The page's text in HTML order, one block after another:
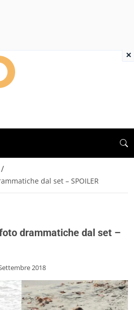
/
dal set – SPOILER
drammatiche dal set –
2018
×